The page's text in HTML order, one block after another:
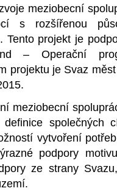
meziobecní
s rozšířenou
Tento projekt je
– Operační
projektu je Svaz
meziobecní
definice společných
vytvoření
podpory
ze strany